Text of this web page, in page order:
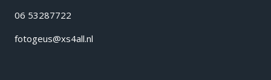
06 53287722
fotogeus@xs4all.nl